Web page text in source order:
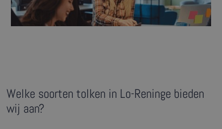
Welke soorten tolken in Lo-Reninge bieden
wij aan?